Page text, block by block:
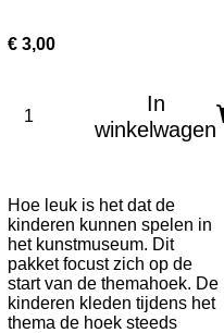
€ 3,00
In
winkelwagen
Hoe leuk is het dat de
kinderen kunnen spelen in
het kunstmuseum. Dit
pakket focust zich op de
start van de themahoek. De
kinderen kleden tijdens het
thema de hoek steeds